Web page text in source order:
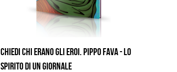
CHIEDI CHI ERANO GLI EROI. PIPPO FAVA - LO
SPIRITO DI UN GIORNALE